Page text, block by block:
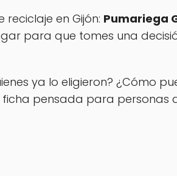
en Gijón: Pumariega
para que tomes una
ya lo eligieron? ¿Cómo
pensada para personas